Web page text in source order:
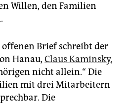
Willen, den Familien
Brief schreibt der
Hanau, Claus Kaminsky,
nicht allein.“ Die
mit drei Mitarbeitern
Die